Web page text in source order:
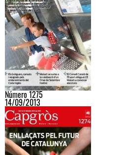
Número 1275
14/09/2013